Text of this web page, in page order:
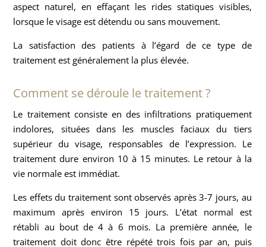
aspect naturel, en effaçant les rides statiques visibles,
lorsque le visage est détendu ou sans mouvement.
La satisfaction des patients à l’égard de ce type de
traitement est généralement la plus élevée.
Comment se déroule le traitement ?
Le traitement consiste en des infiltrations pratiquement
indolores, situées dans les muscles faciaux du tiers
supérieur du visage, responsables de l’expression. Le
traitement dure environ 10 à 15 minutes. Le retour à la
vie normale est immédiat.
Les effets du traitement sont observés après 3-7 jours, au
maximum après environ 15 jours. L’état normal est
rétabli au bout de 4 à 6 mois. La première année, le
traitement doit donc être répété trois fois par an, puis